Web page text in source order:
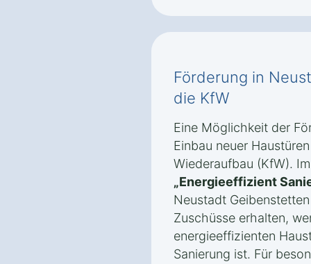
Förderung in
die KfW
Eine Möglichkeit der
Einbau neuer
Wiederaufbau (KfW).
„Energieeffizient
Neustadt
Zuschüsse erhalten,
energieeffizienten
Sanierung ist. Für